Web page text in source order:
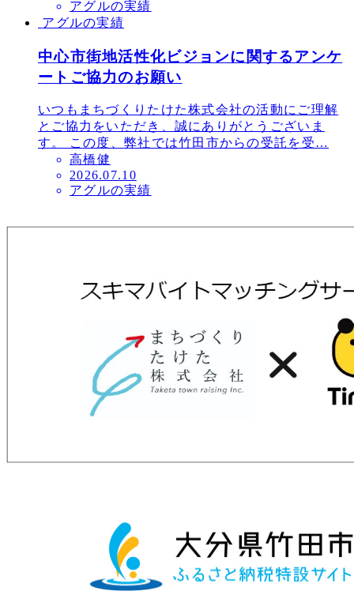
稿
日
アグルの実績
アグルの実績
中心市街地活性化ビジョンに関するアンケ
ートご協力のお願い
いつもまちづくりたけた株式会社の活動にご理解
とご協力をいただき、誠にありがとうございま
す。 この度、弊社では竹田市からの受託を受…
高橋健
投
稿
2026.07.10
アグルの実績